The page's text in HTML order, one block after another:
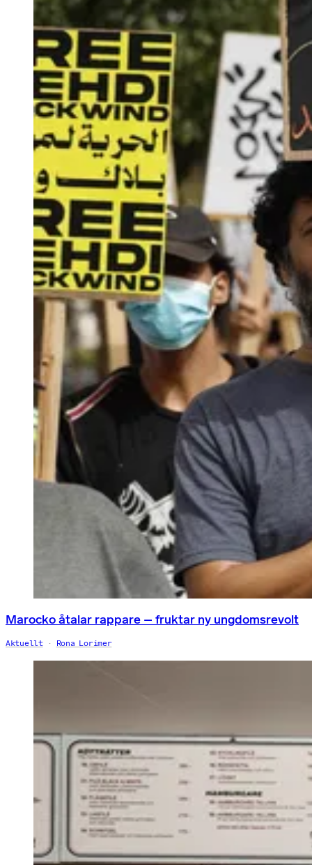
Marocko åtalar rappare – fruktar ny ungdomsrevolt
Aktuellt Rona Lorimer